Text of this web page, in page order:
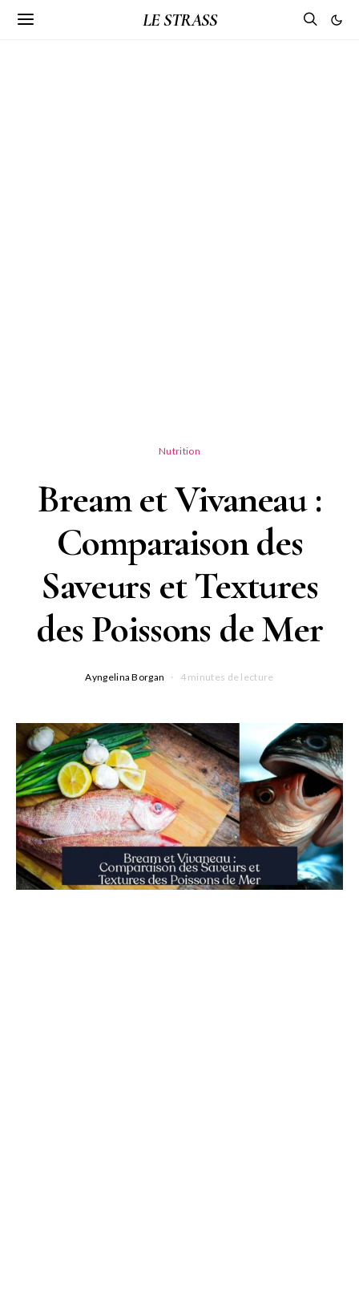
LE STRASS
Nutrition
Bream et Vivaneau :
Comparaison des
Saveurs et Textures
des Poissons de Mer
Ayngelina Borgan 4 minutes de lecture